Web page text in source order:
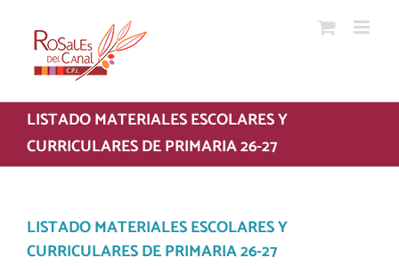
contenido
LISTADO MATERIALES ESCOLARES Y
CURRICULARES DE PRIMARIA 26-27
LISTADO MATERIALES ESCOLARES Y
CURRICULARES DE PRIMARIA 26-27